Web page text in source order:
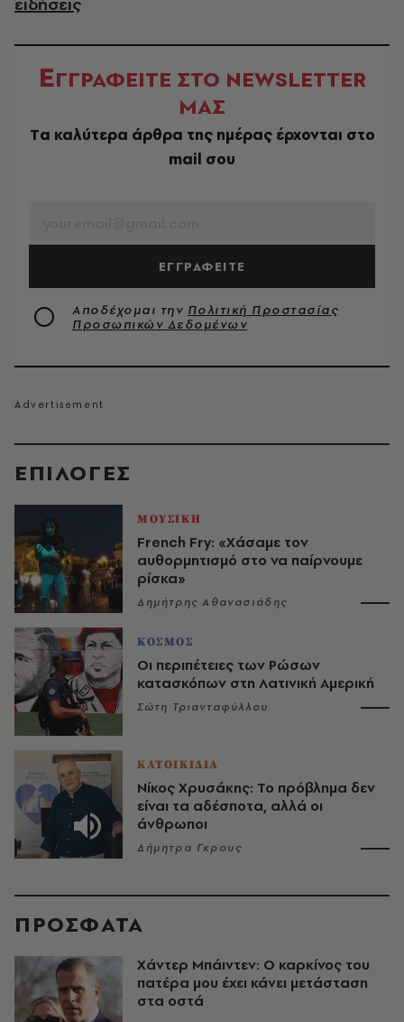
EΠΙΛΟΓΈΣ
ΜΟΥΣΙΚΗ
French Fry: «Χάσαμε τον
αυθορμητισμό στο να παίρνουμε
ρίσκα»
Δημήτρης Αθανασιάδης
ΚΟΣΜΟΣ
Οι περιπέτειες των Ρώσων
κατασκόπων στη Λατινική Αμερική
Σώτη Τριανταφύλλου
ΚΑΤΟΙΚΙΔΙΑ
Νίκος Χρυσάκης: Το πρόβλημα δεν
είναι τα αδέσποτα, αλλά οι
άνθρωποι
Δήμητρα Γκρους
ΕΓΓΡΑΦΕΙΤΕ ΣΤΟ NEWSLETTER
ΜΑΣ
Tα καλύτερα άρθρα της ημέρας έρχονται στο
mail σου
ΕΓΓΡΑΦΕΙΤΕ
Αποδέχομαι την Πολιτική Προστασίας
Προσωπικών Δεδομένων
ΠΡΟΣΦΑΤΑ
Χάντερ Μπάιντεν: Ο καρκίνος του
πατέρα μου έχει κάνει μετάσταση
στα οστά